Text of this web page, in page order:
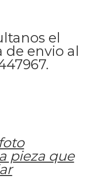
el
de envio al
pieza que